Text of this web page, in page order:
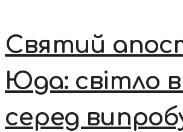
Святий
Юда: світло
серед